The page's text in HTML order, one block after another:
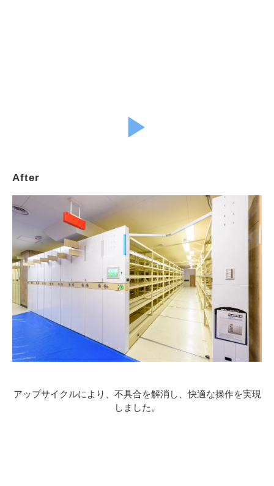
▶︎
After
アップサイクルにより、不具合を解消し、快適な操作を実現
しました。